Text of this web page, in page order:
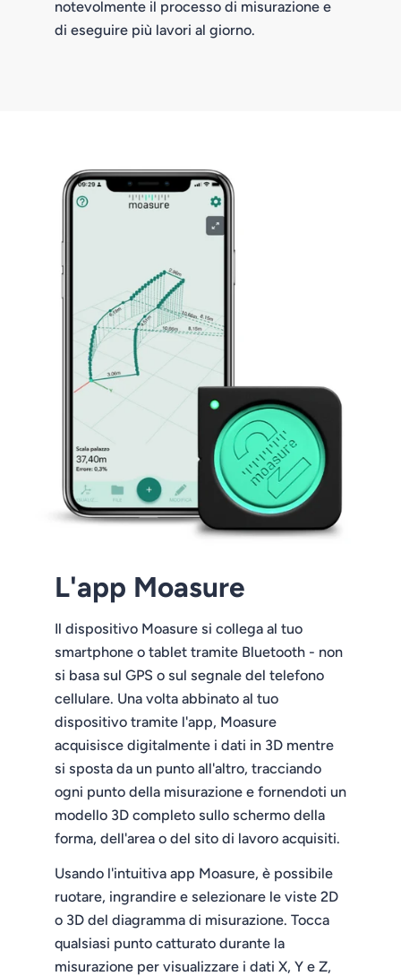
notevolmente il processo di misurazione e
di eseguire più lavori al giorno.
L'app Moasure
Il dispositivo Moasure si collega al tuo
smartphone o tablet tramite Bluetooth - non
si basa sul GPS o sul segnale del telefono
cellulare. Una volta abbinato al tuo
dispositivo tramite l'app, Moasure
acquisisce digitalmente i dati in 3D mentre
si sposta da un punto all'altro, tracciando
ogni punto della misurazione e fornendoti un
modello 3D completo sullo schermo della
forma, dell'area o del sito di lavoro acquisiti.
Usando l'intuitiva app Moasure, è possibile
ruotare, ingrandire e selezionare le viste 2D
o 3D del diagramma di misurazione. Tocca
qualsiasi punto catturato durante la
misurazione per visualizzare i dati X, Y e Z,